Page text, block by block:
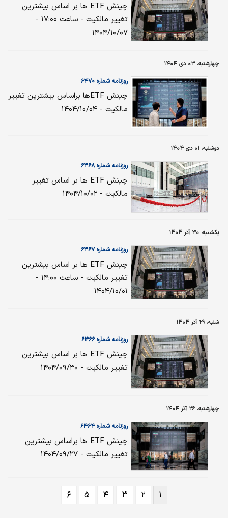
چینش ETF ها بر اساس بیشترین
تغییر مالکیت - ساعت ۱۷:۰۰ -
۱۴۰۴/۱۰/۰۷
چهارشنبه، ۰۳ دی ۱۴۰۴
روزنامه شماره ۶۴۷۰
چینش ETFها براساس بیشترین تغییر
مالکیت - ۱۴۰۴/۱۰/۰۴
دوشنبه، ۰۱ دی ۱۴۰۴
روزنامه شماره ۶۴۶۸
چینش ETF ها بر اساس تغییر
مالکیت - ۱۴۰۴/۱۰/۰۲
یکشنبه، ۳۰ آذر ۱۴۰۴
روزنامه شماره ۶۴۶۷
چینش ETF ها بر اساس بیشترین
تغییر مالکیت - ساعت ۱۴:۰۰ -
۱۴۰۴/۱۰/۰۱
شنبه، ۲۹ آذر ۱۴۰۴
روزنامه شماره ۶۴۶۶
چینش ETF ها بر اساس بیشترین
تغییر مالکیت - ۱۴۰۴/۰۹/۳۰
چهارشنبه، ۲۶ آذر ۱۴۰۴
روزنامه شماره ۶۴۶۴
چینش ETF ها براساس بیشترین
تغییر مالکیت - ۱۴۰۴/۰۹/۲۷
۱ ۲ ۳ ۴ ۵ ۶